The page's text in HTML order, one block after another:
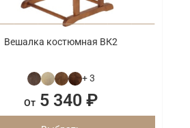
Вешалка костюмная ВК2
+ 3
От 5 340 ₽